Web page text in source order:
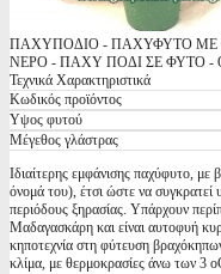
ΠΑΧΥΠΟΔΙΟ - ΠΑΧΥΦΥΤΟ ΜΕ
ΝΕΡΟ - ΠΑΧΥ ΠΟΔΙ ΣΕ ΦΥΤΟ
Τεχνικά Χαρακτηριστικά
Κωδικός προϊόντος
Υψος φυτού
Μέγεθος γλάστρας
Ιδιαίτερης εμφάνισης παχύφυτο, με
όνομά του), έτσι ώστε να συγκρατεί
περιόδους ξηρασίας. Υπάρχουν
Μαδαγασκάρη και είναι αυτοφυή
κηποτεχνία στη φύτευση
κλίμα, με θερμοκρασίες άνω των 3